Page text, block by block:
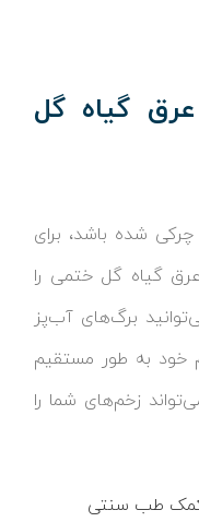
گیاه گل
شده باشد، برای
گیاه گل ختمی را
برگ‌های آب‌پز
به طور مستقیم
زخم‌های شما را
کمک طب سنتی